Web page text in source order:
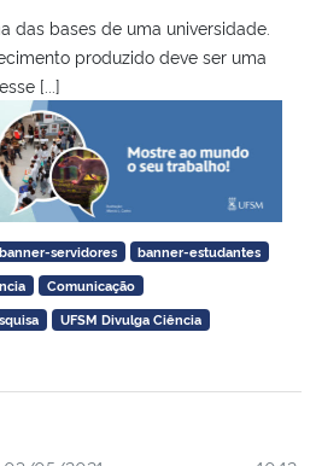
das bases de uma universidade.
produzido deve ser uma
[...]
servidores
banner-estudantes
Comunicação
UFSM Divulga Ciência